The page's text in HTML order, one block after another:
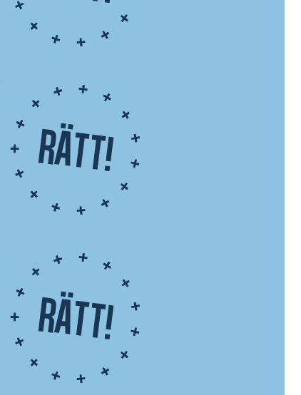
Rätt!
Rätt!